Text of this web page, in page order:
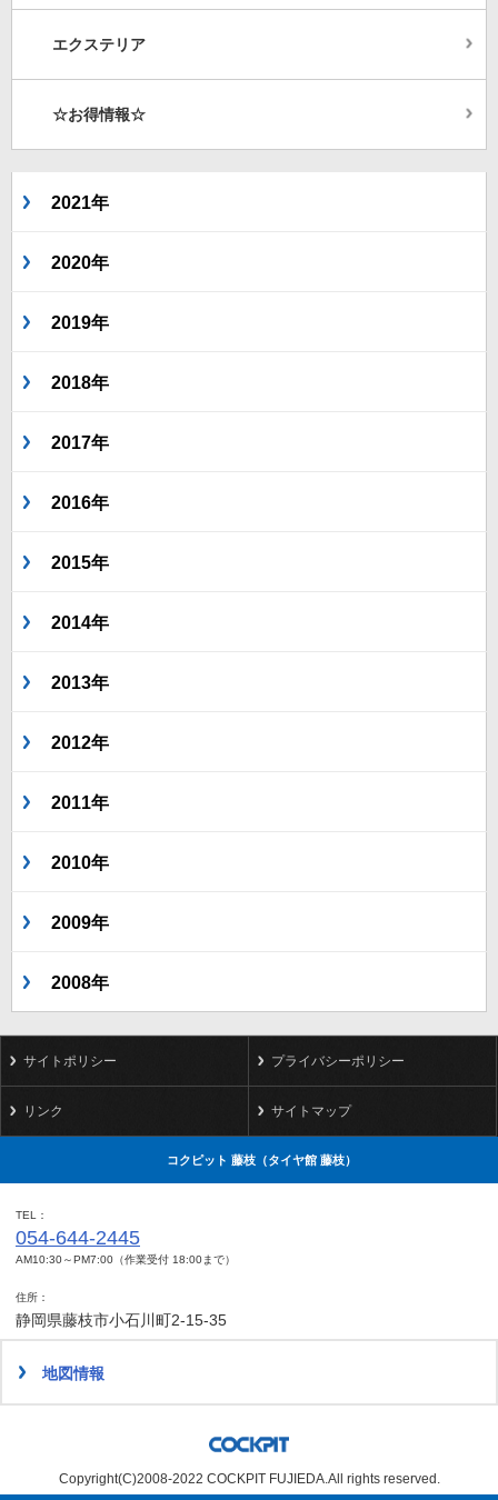
エクステリア
☆お得情報☆
2021年
2020年
2019年
2018年
2017年
2016年
2015年
2014年
2013年
2012年
2011年
2010年
2009年
2008年
サイトポリシー プライバシーポリシー
リンク サイトマップ
コクピット 藤枝（タイヤ館 藤枝）
TEL
054-644-2445
AM10:30～PM7:00（作業受付 18:00まで）
住所
静岡県藤枝市小石川町2-15-35
地図情報
Copyright(C)2008-2022 COCKPIT FUJIEDA.All rights reserved.